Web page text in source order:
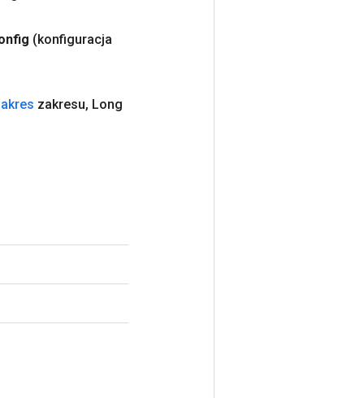
(konfiguracja
zakresu, Long